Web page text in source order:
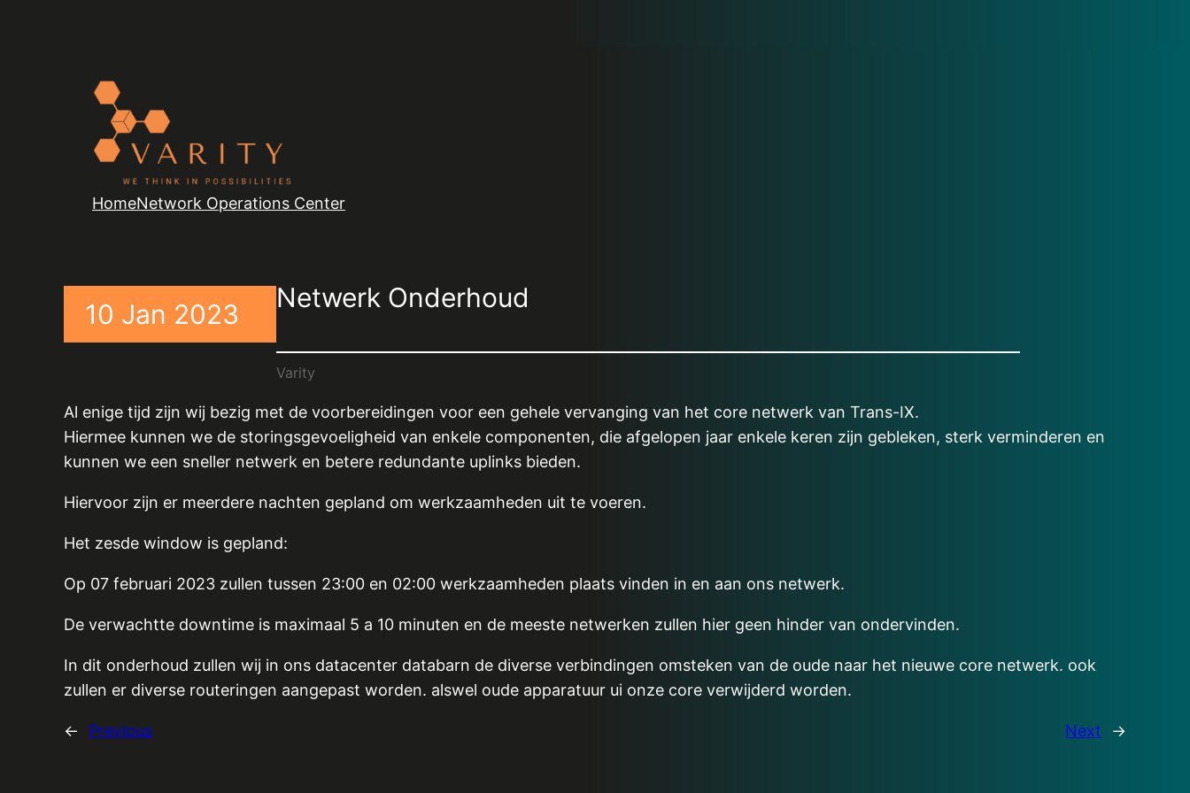
HomeNetwork Operations Center
10 Jan 2023
Netwerk Onderhoud
Varity
Al enige tijd zijn wij bezig met de voorbereidingen voor een gehele vervanging van het core netwerk van Trans-IX.
Hiermee kunnen we de storingsgevoeligheid van enkele componenten, die afgelopen jaar enkele keren zijn gebleken, sterk verminderen en
kunnen we een sneller netwerk en betere redundante uplinks bieden.
Hiervoor zijn er meerdere nachten gepland om werkzaamheden uit te voeren.
Het zesde window is gepland:
Op 07 februari 2023 zullen tussen 23:00 en 02:00 werkzaamheden plaats vinden in en aan ons netwerk.
De verwachtte downtime is maximaal 5 a 10 minuten en de meeste netwerken zullen hier geen hinder van ondervinden.
In dit onderhoud zullen wij in ons datacenter databarn de diverse verbindingen omsteken van de oude naar het nieuwe core netwerk. ook
zullen er diverse routeringen aangepast worden. alswel oude apparatuur ui onze core verwijderd worden.
← Previous Next →